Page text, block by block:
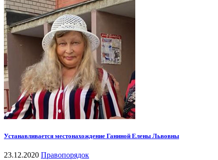
Устанавливается местонахождение Ганиной Елены Львовны
23.12.2020 Правопорядок